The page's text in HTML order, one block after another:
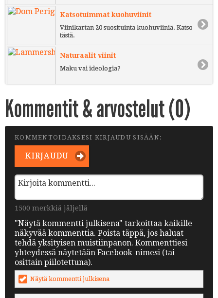
Katsotuimmat kuohuviinit
Viinikartan 20 suosituinta kuohuviiniä. Katso
tästä.
Naturaalit viinit
Maku vai ideologia?
Kommentit & arvostelut (0)
KOMMENTOIDAKSESI KIRJAUDU SISÄÄN:
KIRJAUDU
1500 merkkiä jäljellä
"Näytä kommentti julkisena" tarkoittaa kaikille
näkyvää kommenttia. Poista täppä, jos haluat
tehdä yksityisen muistiinpanon. Kommenttiesi
yhteydessä näytetään Facebook-nimesi (tai
osittain piilotettuna).
Näytä kommentti julkisena